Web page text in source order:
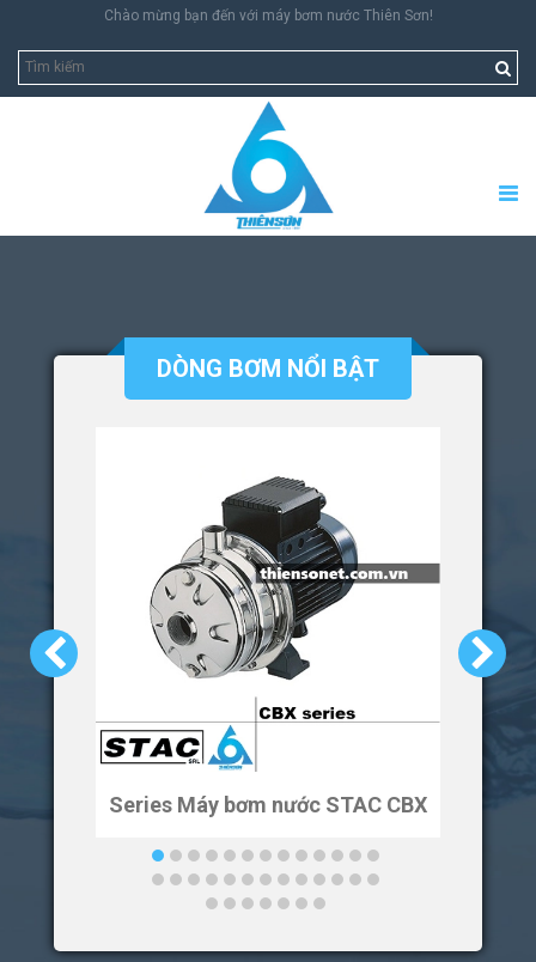
Chào mừng bạn đến với máy bơm nước Thiên Sơn!
DÒNG BƠM NỔI BẬT
Series Máy bơm nước STAC CBX